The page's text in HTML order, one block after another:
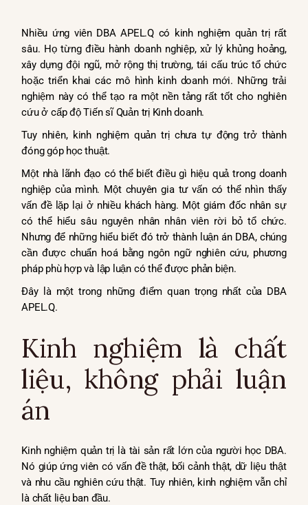
Nhiều ứng viên DBA APEL.Q có kinh nghiệm quản trị rất
sâu. Họ từng điều hành doanh nghiệp, xử lý khủng hoảng,
xây dựng đội ngũ, mở rộng thị trường, tái cấu trúc tổ chức
hoặc triển khai các mô hình kinh doanh mới. Những trải
nghiệm này có thể tạo ra một nền tảng rất tốt cho nghiên
cứu ở cấp độ Tiến sĩ Quản trị Kinh doanh.
Tuy nhiên, kinh nghiệm quản trị chưa tự động trở thành
đóng góp học thuật.
Một nhà lãnh đạo có thể biết điều gì hiệu quả trong doanh
nghiệp của mình. Một chuyên gia tư vấn có thể nhìn thấy
vấn đề lặp lại ở nhiều khách hàng. Một giám đốc nhân sự
có thể hiểu sâu nguyên nhân nhân viên rời bỏ tổ chức.
Nhưng để những hiểu biết đó trở thành luận án DBA, chúng
cần được chuẩn hoá bằng ngôn ngữ nghiên cứu, phương
pháp phù hợp và lập luận có thể được phản biện.
Đây là một trong những điểm quan trọng nhất của DBA
APEL.Q.
Kinh nghiệm là chất
liệu, không phải luận
án
Kinh nghiệm quản trị là tài sản rất lớn của người học DBA.
Nó giúp ứng viên có vấn đề thật, bối cảnh thật, dữ liệu thật
và nhu cầu nghiên cứu thật. Tuy nhiên, kinh nghiệm vẫn chỉ
là chất liệu ban đầu.